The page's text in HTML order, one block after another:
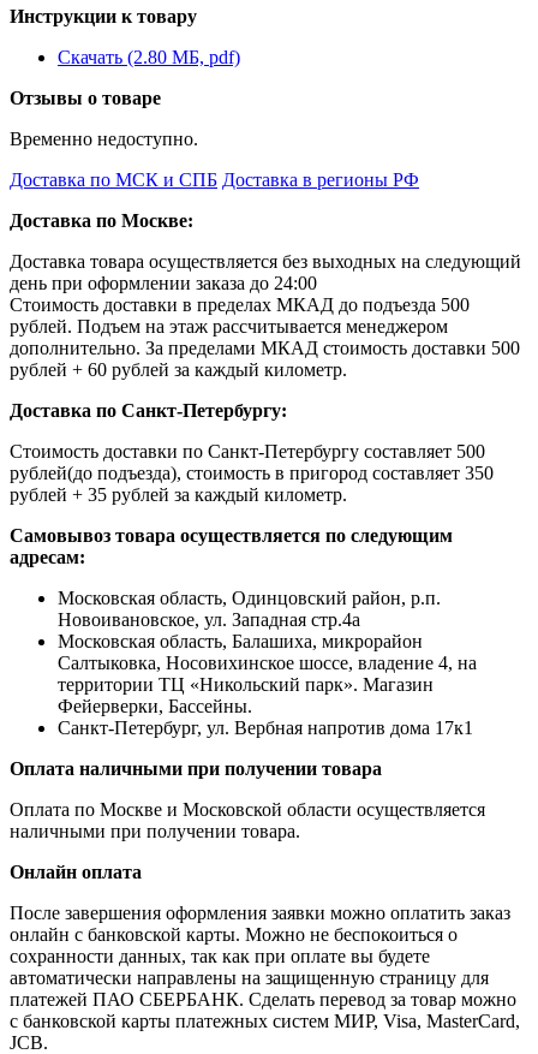
Инструкции к товару
Скачать (2.80 МБ, pdf)
Отзывы о товаре
Временно недоступно.
Доставка по МСК и СПБ Доставка в регионы РФ
Доставка по Москве:
Доставка товара осуществляется без выходных на следующий
день при оформлении заказа до 24:00
Стоимость доставки в пределах МКАД до подъезда 500
рублей. Подъем на этаж рассчитывается менеджером
дополнительно. За пределами МКАД стоимость доставки 500
рублей + 60 рублей за каждый километр.
Доставка по Санкт-Петербургу:
Стоимость доставки по Санкт-Петербургу составляет 500
рублей(до подъезда), стоимость в пригород составляет 350
рублей + 35 рублей за каждый километр.
Самовывоз товара осуществляется по следующим
адресам:
Московская область, Одинцовский район, р.п.
Новоивановское, ул. Западная стр.4a
Московская область, Балашиха, микрорайон
Салтыковка, Носовихинское шоссе, владение 4, на
территории ТЦ «Никольский парк». Магазин
Фейерверки, Бассейны.
Санкт-Петербург, ул. Вербная напротив дома 17к1
Оплата наличными при получении товара
Оплата по Москве и Московской области осуществляется
наличными при получении товара.
Онлайн оплата
После завершения оформления заявки можно оплатить заказ
онлайн с банковской карты. Можно не беспокоиться о
сохранности данных, так как при оплате вы будете
автоматически направлены на защищенную страницу для
платежей ПАО СБЕРБАНК. Сделать перевод за товар можно
с банковской карты платежных систем МИР, Visa, MasterCard,
JCB.